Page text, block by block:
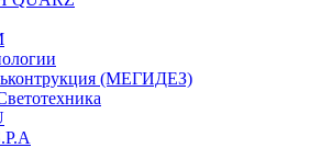
(МЕГИДЕЗ)